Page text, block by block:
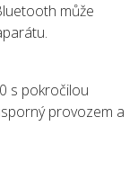
může
s pokročilou
provozem a